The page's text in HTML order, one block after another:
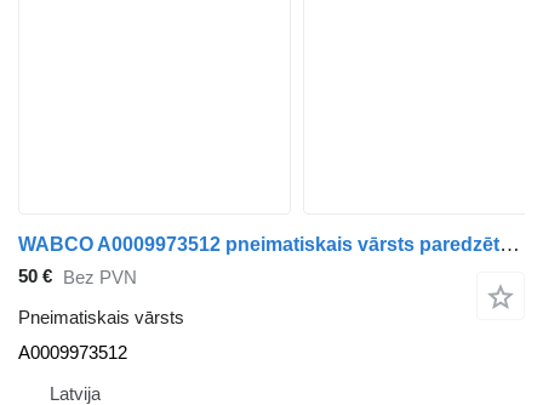
WABCO A0009973512 pneimatiskais vārsts paredzēts Mercedes-Benz Intouro autobusa
50 € Bez PVN
Pneimatiskais vārsts
A0009973512
Latvija